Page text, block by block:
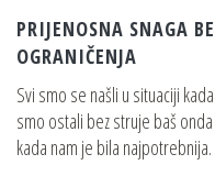
PRIJENOSNA SNAGA
OGRANIČENJA
Svi smo se našli u situaciji kada
smo ostali bez struje baš onda
kada nam je bila najpotrebnija.